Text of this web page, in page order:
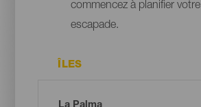
commencez à planifier votre
escapade.
ÎLES